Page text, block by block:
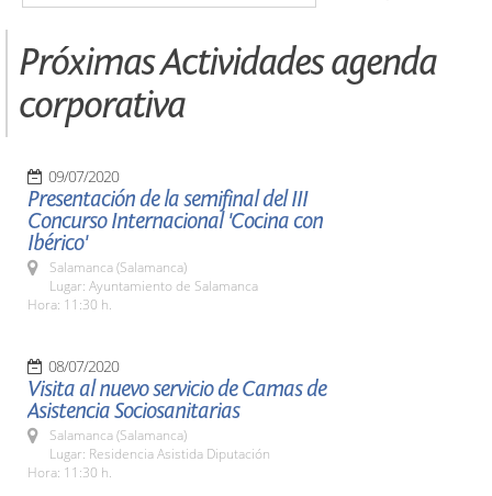
Próximas Actividades agenda
corporativa
09/07/2020
Presentación de la semifinal del III
Concurso Internacional 'Cocina con
Ibérico'
Salamanca (Salamanca)
Lugar: Ayuntamiento de Salamanca
Hora: 11:30 h.
08/07/2020
Visita al nuevo servicio de Camas de
Asistencia Sociosanitarias
Salamanca (Salamanca)
Lugar: Residencia Asistida Diputación
Hora: 11:30 h.